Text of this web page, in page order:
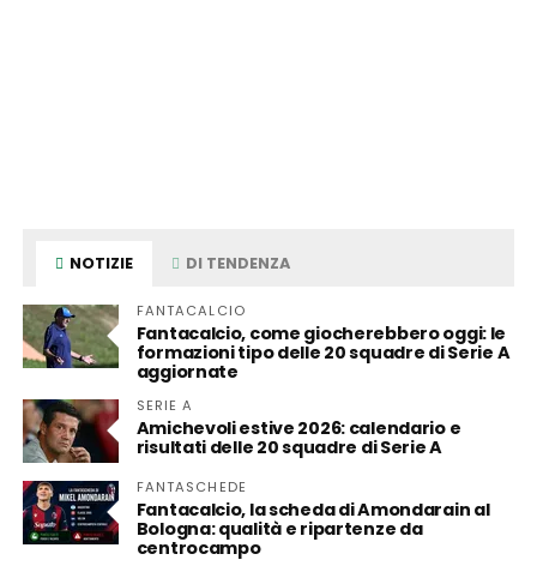
NOTIZIE DI TENDENZA
FANTACALCIO
Fantacalcio, come giocherebbero oggi: le
formazioni tipo delle 20 squadre di Serie A
aggiornate
SERIE A
Amichevoli estive 2026: calendario e
risultati delle 20 squadre di Serie A
FANTASCHEDE
Fantacalcio, la scheda di Amondarain al
Bologna: qualità e ripartenze da
centrocampo